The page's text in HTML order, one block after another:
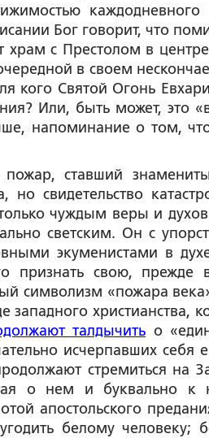
каждодневного
Бог говорит, что
храм с Престолом в
в своем
кого Святой Огонь
Или, быть может, это
напоминание о том,
пожар, ставший
свидетельство
чуждым веры и
светским. Он с
экуменистами в
признать свою, прежде
символизм «пожара
христианства,
талдычить о
исчерпавших себя
стремиться на
о нем и буквально к
апостольского
белому человеку;